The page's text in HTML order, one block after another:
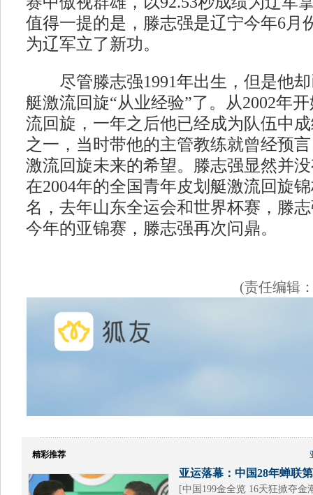
值得一提的是，滕志强是辽宁今年6月
为辽军立了新功。
尽管滕志强1991年出生，但是他却
艇激流回旋“从业经验”了。从2002年
流回旋，一年之后他已经成为队伍中
之一，当时带他的主管教练就曾经预
激流回旋未来的希望。滕志强显然并
在2004年的全国青年皮划艇激流回旋
名，去年山东全运会和世界杯赛，滕
今年的亚锦赛，滕志强再次问鼎。
(责任编辑
精彩推荐
亚运落幕：中国28年蝉联
[中国199金全览 16天狂掀夺金